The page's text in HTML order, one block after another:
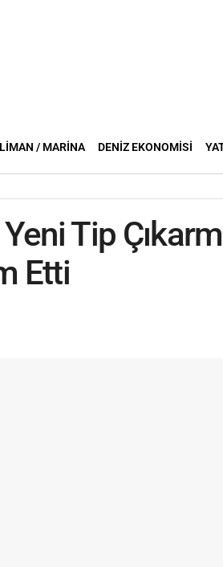
LIMAN / MARINA DENIZ EKONOMISI
Tip
Etti